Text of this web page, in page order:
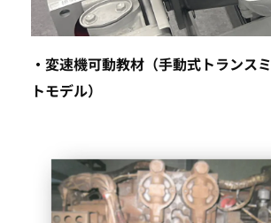
・変速機可動教材（手動式トランス
トモデル）